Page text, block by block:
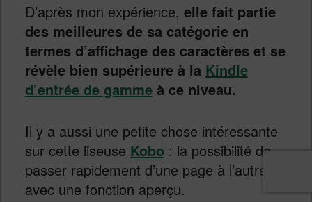
D’après mon expérience, elle fait partie
des meilleures de sa catégorie en
termes d’affichage des caractères et se
révèle bien supérieure à la Kindle
d’entrée de gammeà ce niveau.
Il y a aussi une petite chose intéressante
sur cette liseuse Kobo: la possibilité de
passer rapidement d’une page à l’autre
avec une fonction aperçu.